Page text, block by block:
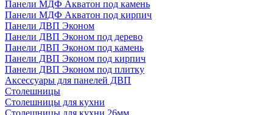
Панели МДФ Акватон под камень
Панели МДФ Акватон под кирпич
Панели ДВП Эконом
Панели ДВП Эконом под дерево
Панели ДВП Эконом под камень
Панели ДВП Эконом под кирпич
Панели ДВП Эконом под плитку
Аксессуары для панелей ДВП
Столешницы
Столешницы для кухни
Столешницы для кухни 26мм